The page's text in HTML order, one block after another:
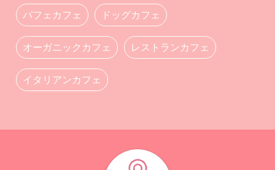
パフェカフェ ドッグカフェ
オーガニックカフェ レストランカフェ
イタリアンカフェ